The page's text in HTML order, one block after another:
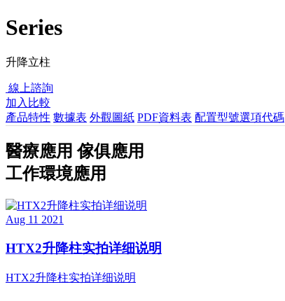
Series
升降立柱
線上諮詢‍
加入比較
產品特性 數據表 外觀圖紙 PDF資料表 配置型號選項代碼
醫療應用 傢俱應用
工作環境應用
Aug 11 2021
HTX2升降柱实拍详细说明
HTX2升降柱实拍详细说明